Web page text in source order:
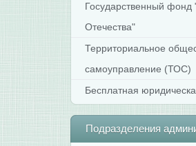
Государственный фонд
Отечества"
Территориальное
самоуправление (ТОС)
Бесплатная
Подразделения